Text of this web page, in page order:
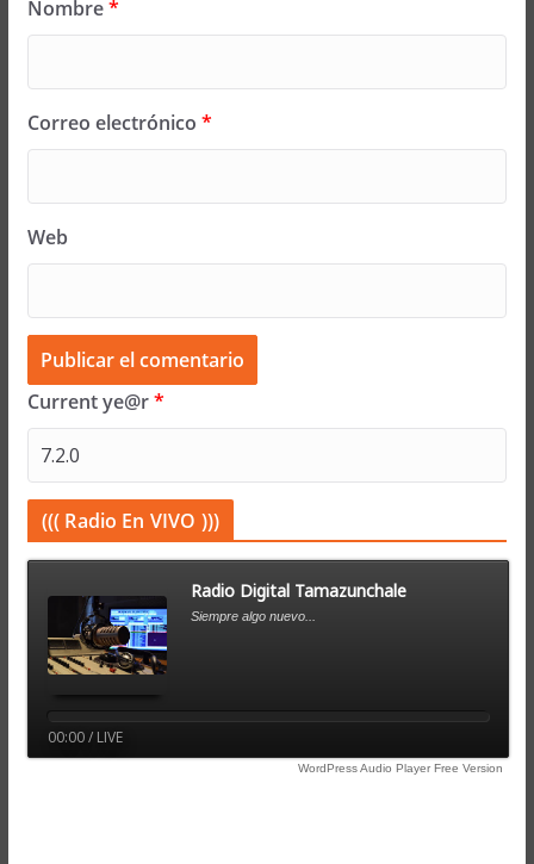
Nombre*
Correo electrónico *
Web
Current ye@r*
((( Radio En VIVO )))
Radio Digital Tamazunchale
Siempre algo nuevo...
00:00 / LIVE
WordPress Audio Player Free Version